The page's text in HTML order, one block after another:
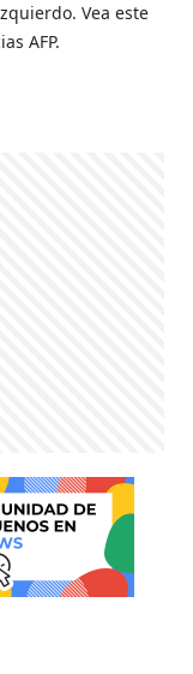
Vea este
AFP.